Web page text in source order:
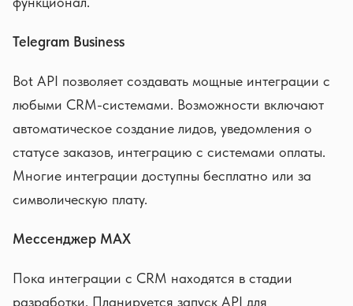
Telegram Business
Bot API позволяет создавать мощные интеграции с
любыми CRM-системами. Возможности включают
автоматическое создание лидов, уведомления о
статусе заказов, интеграцию с системами оплаты.
Многие интеграции доступны бесплатно или за
символическую плату.
Мессенджер MAX
Пока интеграции с CRM находятся в стадии
разработки. Планируется запуск API для